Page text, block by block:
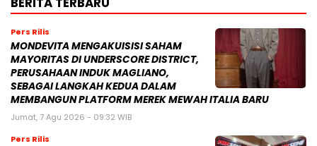
Pers Rilis
MONDEVITA MENGAKUISISI SAHAM
MAYORITAS DI UNDERSCORE DISTRICT,
PERUSAHAAN INDUK MAGLIANO,
SEBAGAI LANGKAH KEDUA DALAM
MEMBANGUN PLATFORM MEREK MEWAH ITALIA BARU
Jumat, 7 Agu 2026 - 09:32 WIB
Pers Rilis